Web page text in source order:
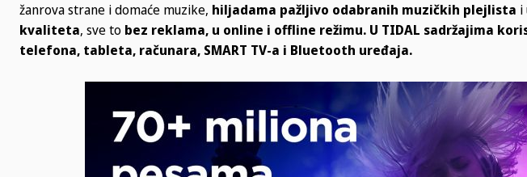
žanrova strane i domaće muzike, hiljadama pažljivo odabranih muzičkih plejlista i
kvaliteta, sve to bez reklama, u online i offline režimu. U TIDAL sadržajima
telefona, tableta, računara, SMART TV-a i Bluetooth uređaja.